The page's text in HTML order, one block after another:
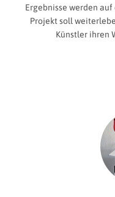
Ergebnisse werden
Projekt soll
Künstler ihren